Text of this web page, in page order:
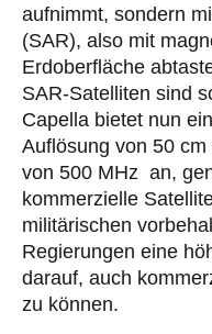
aufnimmt, sondern
(SAR), also mit
Erdoberfläche
SAR-Satelliten sind
Capella bietet nun
Auflösung von 50
von 500 MHz an,
kommerzielle
militärischen
Regierungen eine
darauf, auch
zu können.